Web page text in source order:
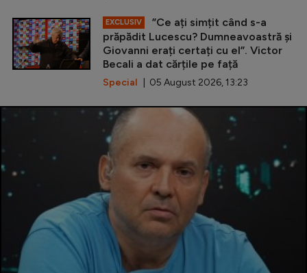
EXCLUSIV
”Ce ați simțit când s-a
prăpădit Lucescu? Dumneavoastră și
Giovanni erați certați cu el”. Victor
Becali a dat cărțile pe față
Special | 05 August 2026, 13:23